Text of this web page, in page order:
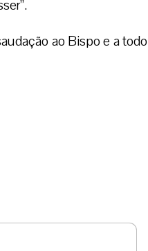
ao Bispo e a todo